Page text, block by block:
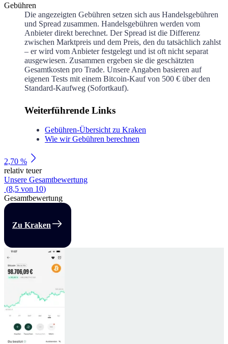
Gebühren
Die angezeigten Gebühren setzen sich aus Handelsgebühren
und Spread zusammen. Handelsgebühren werden vom
Anbieter direkt berechnet. Der Spread ist die Differenz
zwischen Marktpreis und dem Preis, den du tatsächlich zahlst
– er wird vom Anbieter festgelegt und ist oft nicht separat
ausgewiesen. Zusammen ergeben sie die geschätzten
Gesamtkosten pro Trade. Unsere Angaben basieren auf
eigenen Tests mit einem Bitcoin-Kauf von 500 € über den
Standard-Kaufweg (Sofortkauf).
Weiterführende Links
Gebühren-Übersicht zu Kraken
Wie wir Gebühren berechnen
2,70 %
relativ teuer
Unsere Gesamtbewertung
(8,5 von 10)
Gesamtbewertung
Zu Kraken